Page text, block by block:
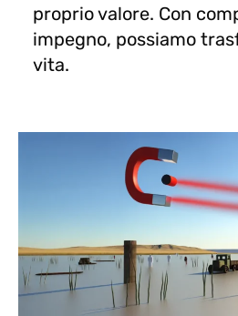
proprio valore. Con
impegno, possiamo
vita.